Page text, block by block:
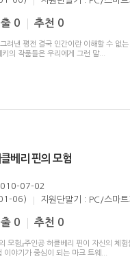
0 추천 0
려낸 평전 결국 인간이란 이해할 수 없
의 작품들은 우리에게 그런 말...
베리 핀의 모험
07-02
06)
지원단말기 : PC/스마트
0 추천 0
모험』주인공 허클베리 핀이 자신의 체
야기가 중심이 되는 마크 트웨